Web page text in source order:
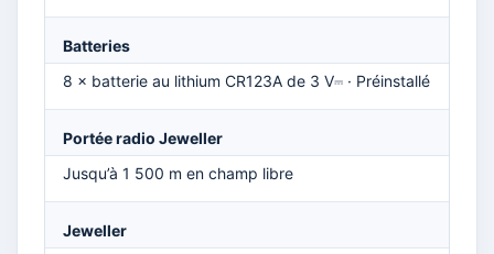
Batteries
8 × batterie au lithium CR123A de 3 V⎓ · Préinstallé
Portée radio Jeweller
Jusqu’à 1 500 m en champ libre
Jeweller